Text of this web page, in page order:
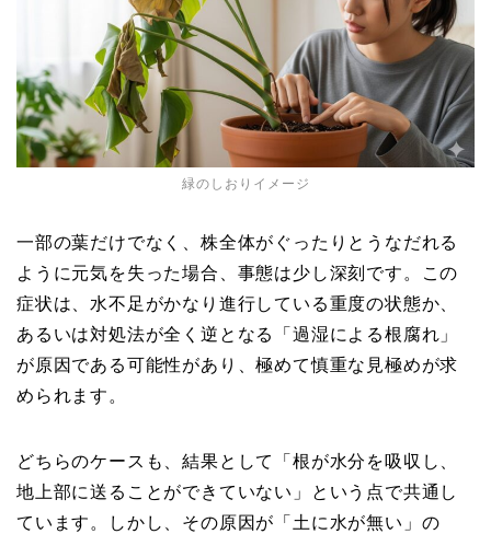
緑のしおりイメージ
一部の葉だけでなく、株全体がぐったりとうなだれる
ように元気を失った場合、事態は少し深刻です。この
症状は、水不足がかなり進行している重度の状態か、
あるいは対処法が全く逆となる「過湿による根腐れ」
が原因である可能性があり、極めて慎重な見極めが求
められます。
どちらのケースも、結果として「根が水分を吸収し、
地上部に送ることができていない」という点で共通し
ています。しかし、その原因が「土に水が無い」の